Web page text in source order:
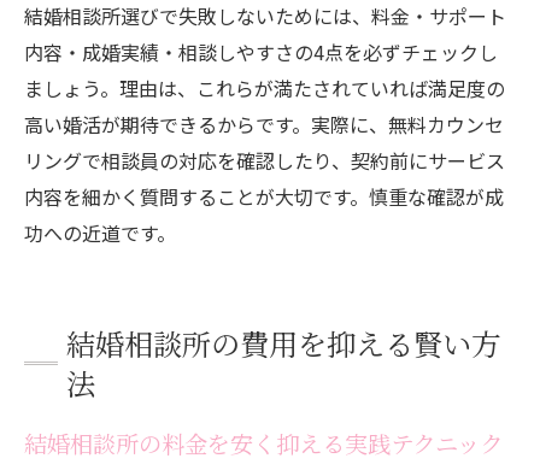
結婚相談所のサクセスストーリーから学ぶ
秘訣
実績ある結婚相談所の共通するサポート体
制
成婚実績が高い結婚相談所の選び方ガイド
忙しい方に最適な婚活サービス活用術
忙しい方も安心の結婚相談所サービスとは
結婚相談所のサポートでスキマ時間に婚活
結婚相談所選びで失敗しないためには、料金・サポート
内容・成婚実績・相談しやすさの4点を必ずチェックし
ましょう。理由は、これらが満たされていれば満足度の
高い婚活が期待できるからです。実際に、無料カウンセ
リングで相談員の対応を確認したり、契約前にサービス
内容を細かく質問することが大切です。慎重な確認が成
功への近道です。
結婚相談所の費用を抑える賢い方
法
結婚相談所の料金を安く抑える実践テクニック